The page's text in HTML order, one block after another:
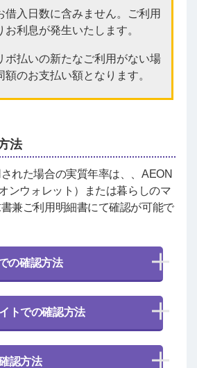
借入日数に含みません。ご利用
お利息が発生いたします。
ボ払いの新たなご利用がない場
のお支払い額となります。
法
れた場合の実質年率は、、AEON
ンウォレット）または暮らしのマ
兼ご利用明細書にて確認が可能で
の確認方法
トでの確認方法
認方法